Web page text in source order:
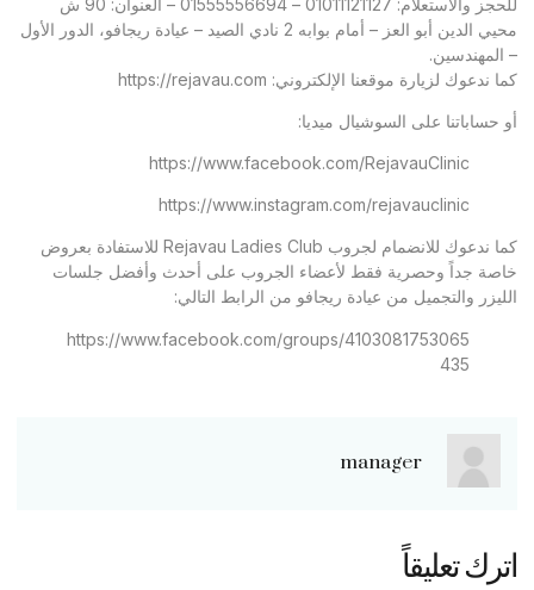
محيي الدين أبو العز – أمام بوابه 2 نادي الصيد – عيادة ريجافو، الدور الأول
– المهندسين.
كما ندعوك لزيارة موقعنا الإلكتروني: https://rejavau.com
أو حساباتنا على السوشيال ميديا:
https://www.facebook.com/RejavauClinic
https://www.instagram.com/rejavauclinic
كما ندعوك للانضمام لجروب Rejavau Ladies Club للاستفادة بعروض
خاصة جداً وحصرية فقط لأعضاء الجروب على أحدث وأفضل جلسات
الليزر والتجميل من عيادة ريجافو من الرابط التالي:
https://www.facebook.com/groups/4103081753065
435
manager
اترك تعليقاً